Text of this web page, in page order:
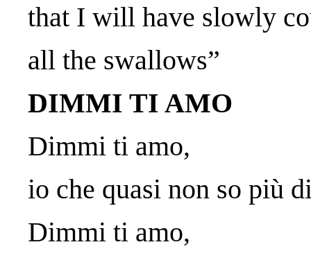
that I will have slowly
all the swallows”
DIMMI TI AMO
Dimmi ti amo,
io che quasi non so più
Dimmi ti amo,